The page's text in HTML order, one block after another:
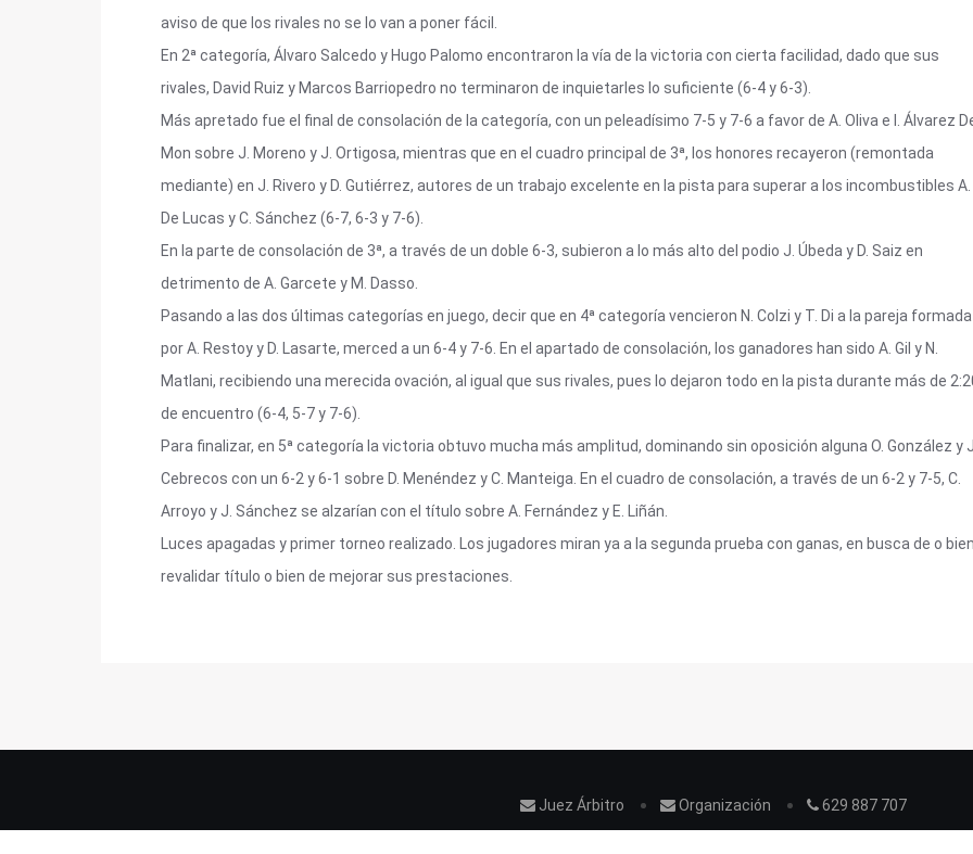
aviso de que los rivales no se lo van a poner fácil.
En 2ª categoría, Álvaro Salcedo y Hugo Palomo encontraron la vía de la victoria con cierta facilidad, dado que sus
rivales, David Ruiz y Marcos Barriopedro no terminaron de inquietarles lo suficiente (6-4 y 6-3).
Más apretado fue el final de consolación de la categoría, con un peleadísimo 7-5 y 7-6 a favor de A. Oliva e I. Álvarez
Mon sobre J. Moreno y J. Ortigosa, mientras que en el cuadro principal de 3ª, los honores recayeron (remontada
mediante) en J. Rivero y D. Gutiérrez, autores de un trabajo excelente en la pista para superar a los incombustibles A.
De Lucas y C. Sánchez (6-7, 6-3 y 7-6).
En la parte de consolación de 3ª, a través de un doble 6-3, subieron a lo más alto del podio J. Úbeda y D. Saiz en
detrimento de A. Garcete y M. Dasso.
Pasando a las dos últimas categorías en juego, decir que en 4ª categoría vencieron N. Colzi y T. Di a la pareja formada
por A. Restoy y D. Lasarte, merced a un 6-4 y 7-6. En el apartado de consolación, los ganadores han sido A. Gil y N.
Matlani, recibiendo una merecida ovación, al igual que sus rivales, pues lo dejaron todo en la pista durante más de
de encuentro (6-4, 5-7 y 7-6).
Para finalizar, en 5ª categoría la victoria obtuvo mucha más amplitud, dominando sin oposición alguna O. González y
Cebrecos con un 6-2 y 6-1 sobre D. Menéndez y C. Manteiga. En el cuadro de consolación, a través de un 6-2 y 7-5, C.
Arroyo y J. Sánchez se alzarían con el título sobre A. Fernández y E. Liñán.
Luces apagadas y primer torneo realizado. Los jugadores miran ya a la segunda prueba con ganas, en busca de o
revalidar título o bien de mejorar sus prestaciones.
Juez Árbitro Organización
629 887 707